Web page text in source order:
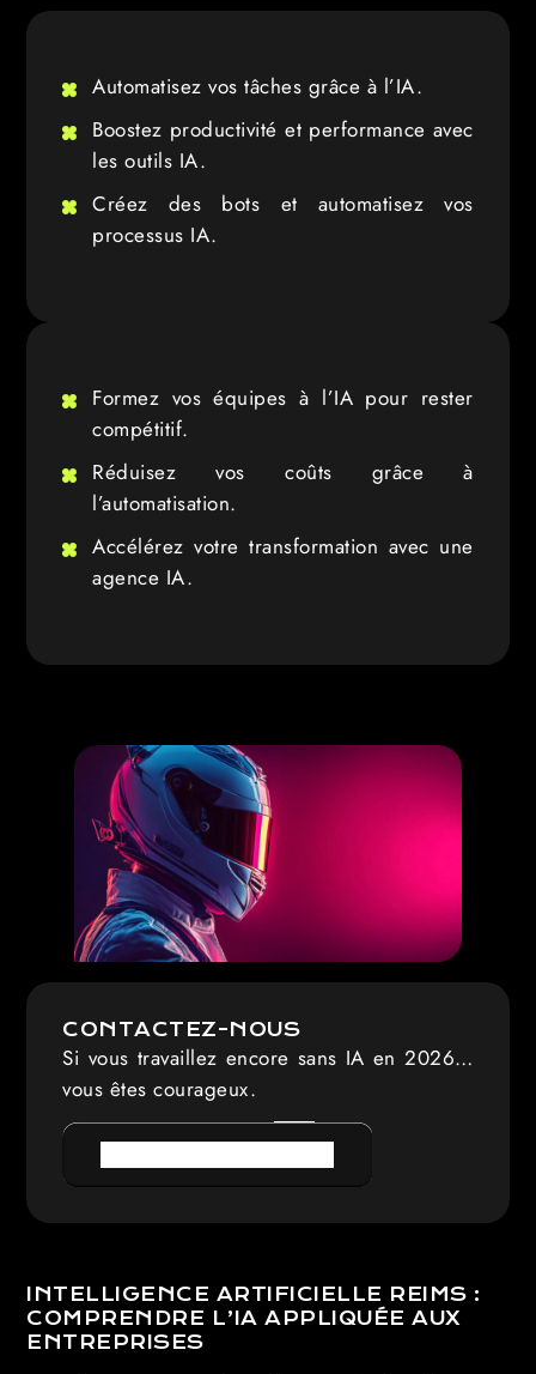
Automatisez vos tâches grâce à l’IA.
Boostez productivité et performance avec
les outils IA.
Créez des bots et automatisez vos
processus IA.
Formez vos équipes à l’IA pour rester
compétitif.
Réduisez vos coûts grâce à
l’automatisation.
Accélérez votre transformation avec une
agence IA.
CONTACTEZ-NOUS
Si vous travaillez encore sans IA en 2026…
vous êtes courageux.
INTELLIGENCE ARTIFICIELLE REIMS :
COMPRENDRE L’IA APPLIQUÉE AUX
ENTREPRISES